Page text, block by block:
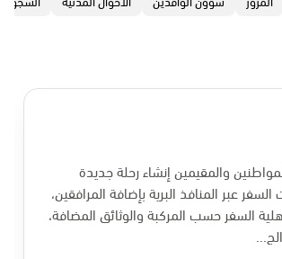
والمقيمين إنشاء رحلة جديدة
عبر المنافذ البرية بإضافة المرافقين،
السفر حسب المركبة والوثائق المضافة،